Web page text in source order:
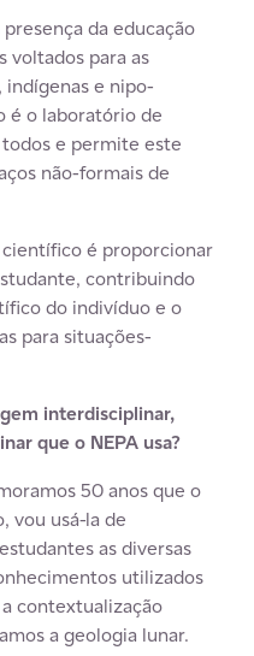
da educação
voltados para as
e nipo-
é o laboratório de
e permite este
não-formais de
é proporcionar
contribuindo
do indivíduo e o
para situações-
interdisciplinar,
que o NEPA usa?
50 anos que o
vou usá-la de
as diversas
utilizados
contextualização
a geologia lunar.